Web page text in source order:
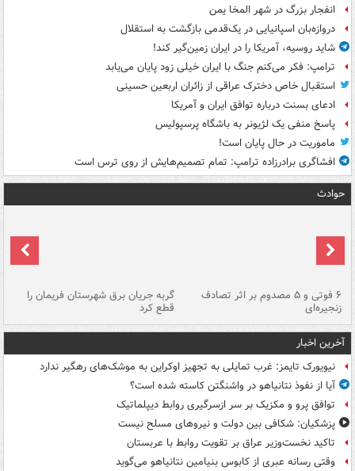
انفجار بزرگ در شهر المخا یمن
دروازه‌بان اسپانیایی در یک‌قدمی بازگشت به استقلال
شاید روسیه، آمریکا را در ایران زمین‌گیر کند!
ترامپ: فکر می‌کنم جنگ با ایران خیلی زود پایان می‌یابد
استقبال خاص دخترک عراقی از زائران اربعین حسینی
ادعای بسنت درباره توافق ایران و آمریکا
پاسخ منفی یک لژیونر به باشگاه پرسپولیس
ماموریت در حال پایان است!
افشاگری برادرزاده ترامپ: تمام تصمیم‌هایش از روی ترس است
حوادث
۶ فوتی و ۵ مصدوم بر اثر تصادف
زنجیره‌ای
گربه جریان برق شهرستان فریمان را
قطع کرد
آخرین اخبار
نیویورک تایمز: غرب تمایلی به تجهیز اوکراین به موشک‌های رهگیر ندارد
آیا از نفوذ نتانیاهو در واشنگتن کاسته شده است؟
توافق پرو و مکزیک بر سر ازسرگیری روابط دیپلماتیک
پزشکیان: شکافی بین دولت و نیروهای مسلح نیست
تاکید نخست‌وزیر عراق بر تقویت روابط با عربستان
وقتی رسانه عبری از کابوس بنیامین نتانیاهو می‌گوید